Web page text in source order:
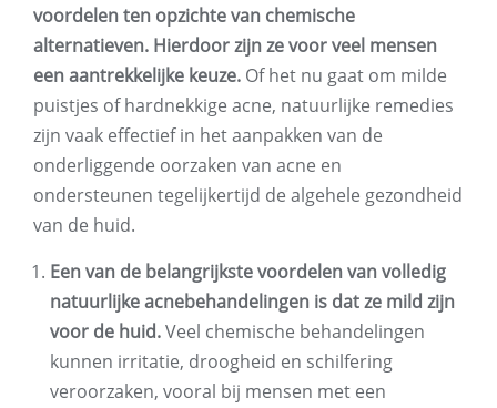
voordelen ten opzichte van chemische
alternatieven. Hierdoor zijn ze voor veel mensen
een aantrekkelijke keuze. Of het nu gaat om milde
puistjes of hardnekkige acne, natuurlijke remedies
zijn vaak effectief in het aanpakken van de
onderliggende oorzaken van acne en
ondersteunen tegelijkertijd de algehele gezondheid
van de huid.
Een van de belangrijkste voordelen van volledig
natuurlijke acnebehandelingen is dat ze mild zijn
voor de huid.Veel chemische behandelingen
kunnen irritatie, droogheid en schilfering
veroorzaken, vooral bij mensen met een